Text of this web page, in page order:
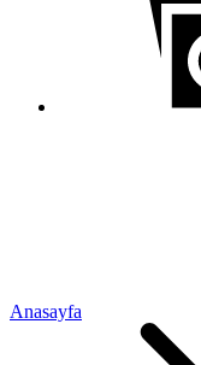
Anasayfa